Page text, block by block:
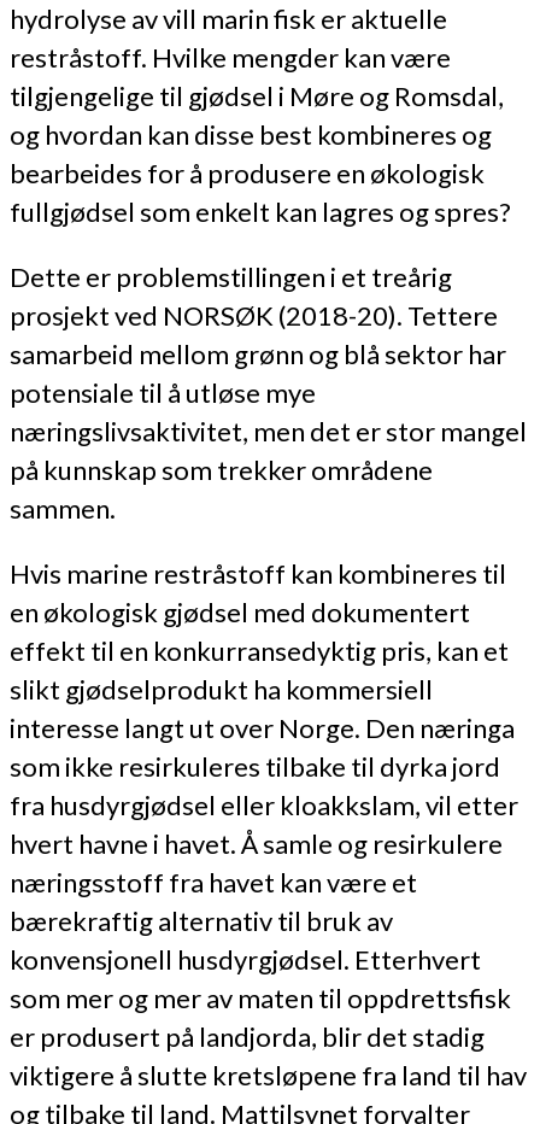
hydrolyse av vill marin fisk er aktuelle
restråstoff. Hvilke mengder kan være
tilgjengelige til gjødsel i Møre og Romsdal,
og hvordan kan disse best kombineres og
bearbeides for å produsere en økologisk
fullgjødsel som enkelt kan lagres og spres?
Dette er problemstillingen i et treårig
prosjekt ved NORSØK (2018-20). Tettere
samarbeid mellom grønn og blå sektor har
potensiale til å utløse mye
næringslivsaktivitet, men det er stor mangel
på kunnskap som trekker områdene
sammen.
Hvis marine restråstoff kan kombineres til
en økologisk gjødsel med dokumentert
effekt til en konkurransedyktig pris, kan et
slikt gjødselprodukt ha kommersiell
interesse langt ut over Norge. Den næringa
som ikke resirkuleres tilbake til dyrka jord
fra husdyrgjødsel eller kloakkslam, vil etter
hvert havne i havet. Å samle og resirkulere
næringsstoff fra havet kan være et
bærekraftig alternativ til bruk av
konvensjonell husdyrgjødsel. Etterhvert
som mer og mer av maten til oppdrettsfisk
er produsert på landjorda, blir det stadig
viktigere å slutte kretsløpene fra land til hav
og tilbake til land. Mattilsynet forvalter